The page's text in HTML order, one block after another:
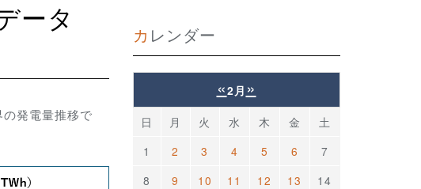
発電量推移で
カレンダー
«2月 »
日 月 火 水 木 金
土
1
2 3 4 5 6
7
8
9 10 11 12 13
14